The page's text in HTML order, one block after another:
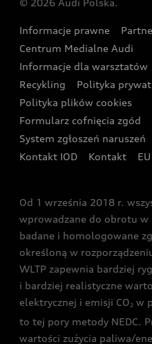
Wyszukaj najbliższego
Oferta dla przedsiębiorców
Oferta dla klientów
Kalkulator rat
Ubezpieczenie
Audi exclusive
Zasięg
Gwarancja
Akcje serwisowe Audi
Katalog online akcesoriów
Audi i Muzeum Sztuki
Audi driving experience
Audi quattro Cup
Audi i Puchar Świata w
Zakopanem
© 2026 Audi Polska.
Informacje prawne
Centrum Medialne Audi
Informacje dla warsztatów
Recykling
Polityka
Polityka plików cookies
Formularz cofnięcia zgód
System zgłoszeń naruszeń
Kontakt IOD
Kontakt
Od 1 września 2018 r.
wprowadzane do obrotu w
badane i homologowane
określoną w
WLTP zapewnia bardziej
i bardziej realistyczne
elektrycznej i emisji CO2 w
to tej pory metody NEDC.
wartości zużycia paliwa/